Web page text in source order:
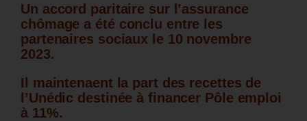
Un accord paritaire sur l’assurance
chômage a été conclu entre les
partenaires sociaux le 10 novembre
2023.
Il maintenaent la part des recettes de
l’Unédic destinée à financer Pôle emploi
à 11%.